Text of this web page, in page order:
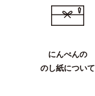
にんべんの
のし紙について